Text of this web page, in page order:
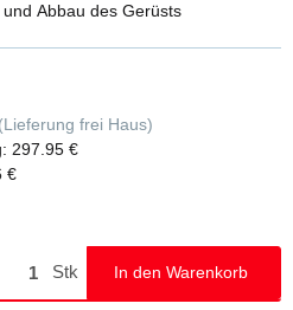
Abbau des Gerüsts
(Lieferung frei Haus)
297.95 €
€
Stk In den Warenkorb